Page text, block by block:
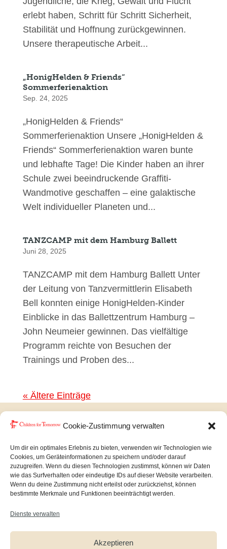
Cookie-Zustimmung verwalten
Um dir ein optimales Erlebnis zu bieten, verwenden wir Technologien wie
Cookies, um Geräteinformationen zu speichern und/oder darauf
zuzugreifen. Wenn du diesen Technologien zustimmst, können wir Daten
wie das Surfverhalten oder eindeutige IDs auf dieser Website verarbeiten.
Wenn du deine Zustimmung nicht erteilst oder zurückziehst, können
bestimmte Merkmale und Funktionen beeinträchtigt werden.
Dienste verwalten
Akzeptieren
erlebt haben, Schritt für Schritt Sicherheit,
Stabilität und Hoffnung zurückgewinnen.
Unsere therapeutische Arbeit...
„HonigHelden & Friends“
Sommerferienaktion
Sep. 24, 2025
„HonigHelden & Friends“
Sommerferienaktion Unsere „HonigHelden &
Friends“ Sommerferienaktion waren bunte
und lebhafte Tage! Die Kinder haben an ihrer
Schule zwei beeindruckende Graffiti-
Wandmotive geschaffen – eine galaktische
Welt individueller Planeten und...
TANZCAMP mit dem Hamburg Ballett
Juni 28, 2025
TANZCAMP mit dem Hamburg Ballett Unter
der Leitung von Tanzvermittlerin Elisabeth
Bell konnten einige HonigHelden-Kinder
Einblicke in das Ballettzentrum Hamburg –
John Neumeier gewinnen. Das vielfältige
Programm reichte von Besuchen der
Trainings und Proben des...
« Ältere Einträge
Copyright © Children for Tomorrow 2026
Impressum|Datenschutz